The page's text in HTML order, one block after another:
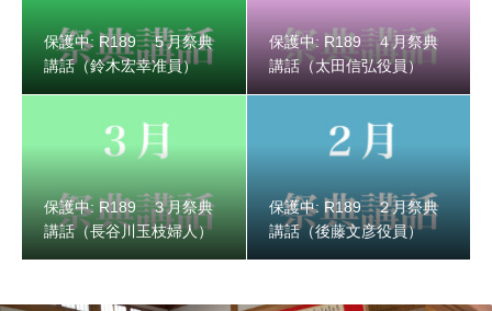
保護中: R189 ５月祭典
講話（鈴木宏幸准員）
保護中: R189 ４月祭典
講話（太田信弘役員）
保護中: R189 ３月祭典
講話（長谷川玉枝婦人）
保護中: R189 ２月祭典
講話（後藤文彦役員）